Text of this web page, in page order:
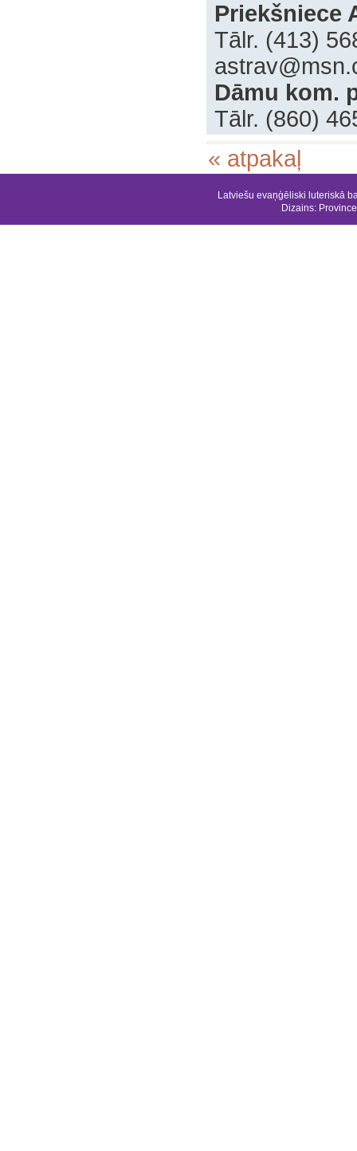
Priekšniece
Tālr. (413)
Dāmu kom.
Tālr. (860)
« atpakaļ
Latviešu evaņģēliski luteriskā
Dizains: